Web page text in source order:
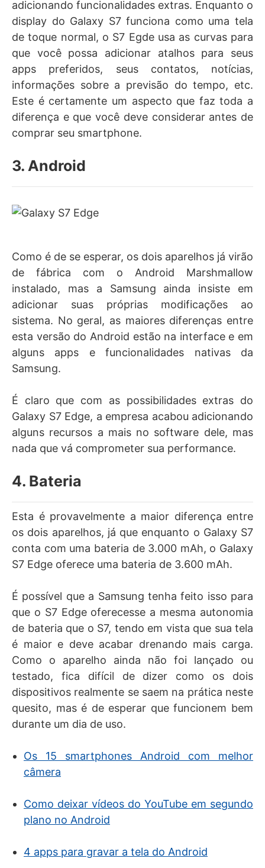
adicionando funcionalidades extras. Enquanto o
display do Galaxy S7 funciona como uma tela
de toque normal, o S7 Egde usa as curvas para
que você possa adicionar atalhos para seus
apps preferidos, seus contatos, notícias,
informações sobre a previsão do tempo, etc.
Este é certamente um aspecto que faz toda a
diferença e que você deve considerar antes de
comprar seu smartphone.
3. Android
Como é de se esperar, os dois aparelhos já virão
de fábrica com o Android Marshmallow
instalado, mas a Samsung ainda insiste em
adicionar suas próprias modificações ao
sistema. No geral, as maiores diferenças entre
esta versão do Android estão na interface e em
alguns apps e funcionalidades nativas da
Samsung.
É claro que com as possibilidades extras do
Galaxy S7 Edge, a empresa acabou adicionando
alguns recursos a mais no software dele, mas
nada que vá comprometer sua performance.
4. Bateria
Esta é provavelmente a maior diferença entre
os dois aparelhos, já que enquanto o Galaxy S7
conta com uma bateria de 3.000 mAh, o Galaxy
S7 Edge oferece uma bateria de 3.600 mAh.
É possível que a Samsung tenha feito isso para
que o S7 Edge oferecesse a mesma autonomia
de bateria que o S7, tendo em vista que sua tela
é maior e deve acabar drenando mais carga.
Como o aparelho ainda não foi lançado ou
testado, fica difícil de dizer como os dois
dispositivos realmente se saem na prática neste
quesito, mas é de esperar que funcionem bem
durante um dia de uso.
Os 15 smartphones Android com melhor
câmera
Como deixar vídeos do YouTube em segundo
plano no Android
4 apps para gravar a tela do Android